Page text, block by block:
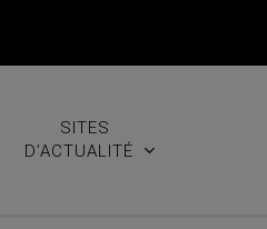
SITES
D’ACTUALITÉ